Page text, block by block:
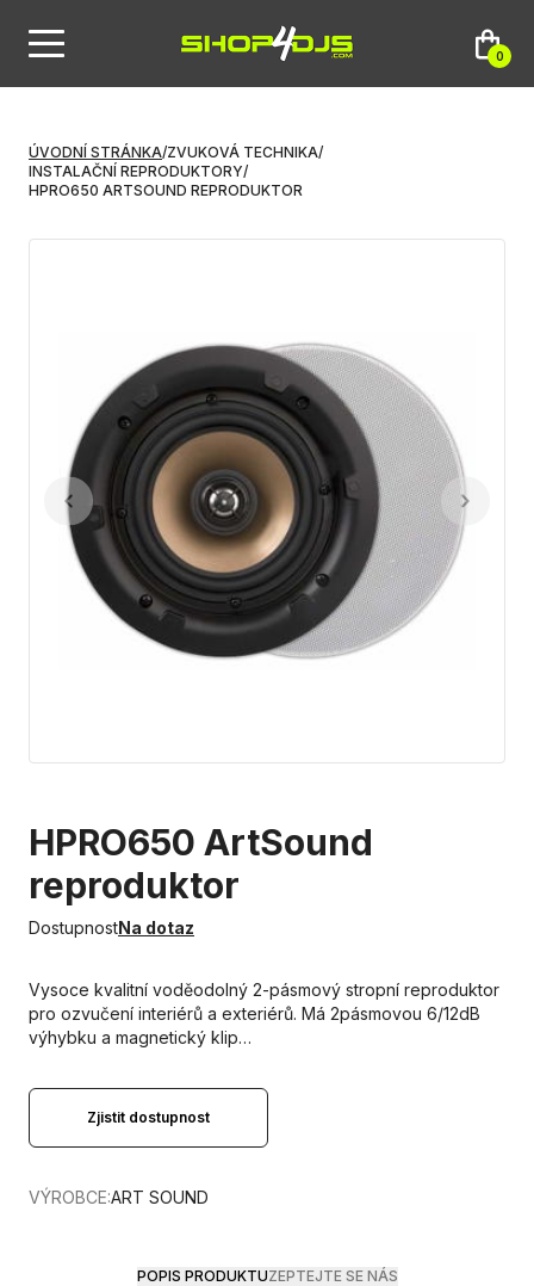
0
ÚVODNÍ STRÁNKA/ZVUKOVÁ TECHNIKA/
INSTALAČNÍ REPRODUKTORY/
HPRO650 ARTSOUND REPRODUKTOR
HPRO650 ArtSound
reproduktor
DostupnostNa dotaz
Vysoce kvalitní voděodolný 2-pásmový stropní reproduktor
pro ozvučení interiérů a exteriérů. Má 2pásmovou 6/12dB
výhybku a magnetický klip…
Zjistit dostupnost
VÝROBCE:ART SOUND
POPIS PRODUKTUZEPTEJTE SE NÁS